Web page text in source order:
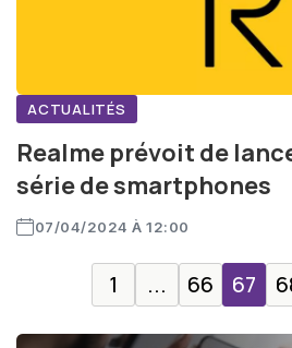
ACTUALITÉS
Realme prévoit de
série de smartphones
07/04/2024 À 12:00
1 ... 66 67